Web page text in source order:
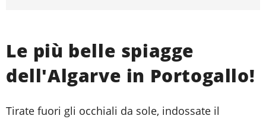
Le più belle spiagge
dell'Algarve in Portogallo!
Tirate fuori gli occhiali da sole, indossate il